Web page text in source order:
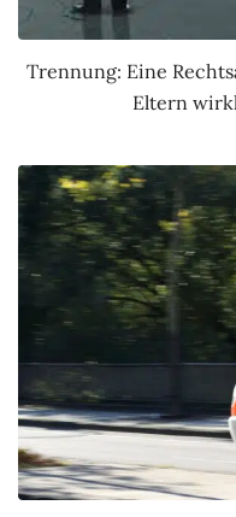
Trennung: Eine
Eltern